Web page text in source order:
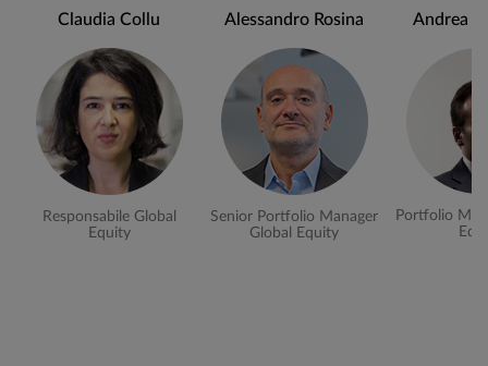
Claudia Collu
Responsabile Global
Equity
Alessandro Rosina
Senior Portfolio Manager
Global Equity
Andrea
Portfolio